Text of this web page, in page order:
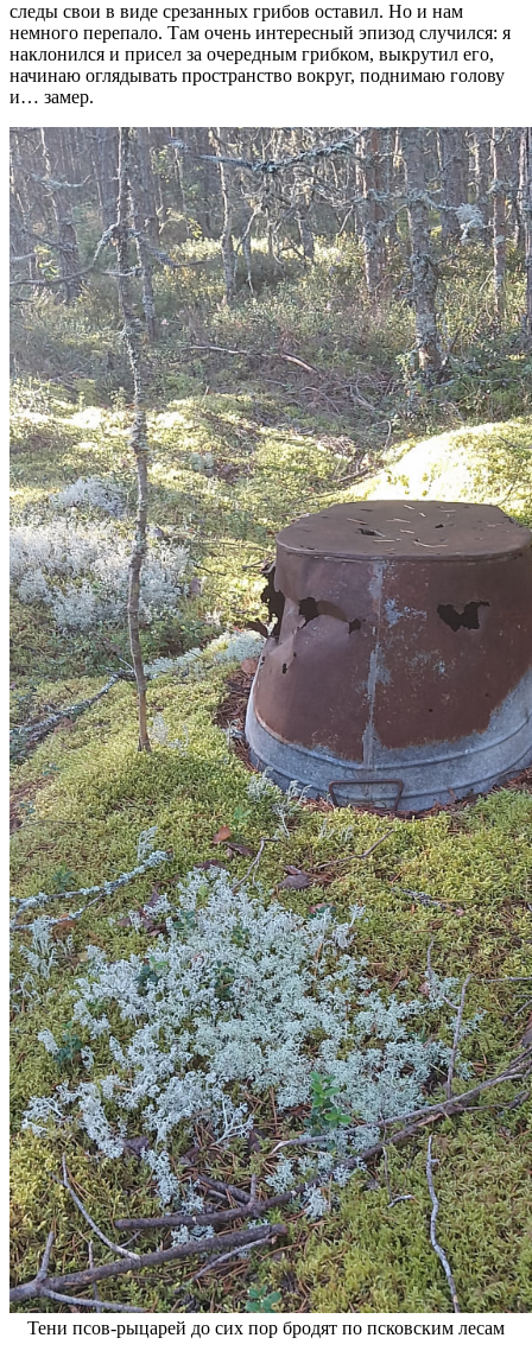
следы свои в виде срезанных грибов оставил. Но и нам
немного перепало. Там очень интересный эпизод случился: я
наклонился и присел за очередным грибком, выкрутил его,
начинаю оглядывать пространство вокруг, поднимаю голову
и… замер.
Тени псов-рыцарей до сих пор бродят по псковским лесам